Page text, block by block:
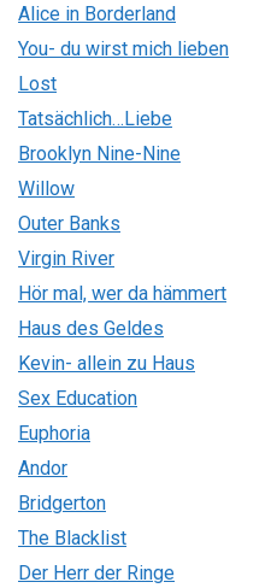
Alice in Borderland
You- du wirst mich lieben
Lost
Tatsächlich…Liebe
Brooklyn Nine-Nine
Willow
Outer Banks
Virgin River
Hör mal, wer da hämmert
Haus des Geldes
Kevin- allein zu Haus
Sex Education
Euphoria
Andor
Bridgerton
The Blacklist
Der Herr der Ringe